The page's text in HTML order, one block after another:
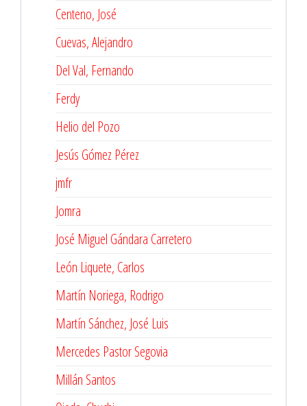
Centeno, José
Cuevas, Alejandro
Del Val, Fernando
Ferdy
Helio del Pozo
Jesús Gómez Pérez
jmfr
Jomra
José Miguel Gándara Carretero
León Liquete, Carlos
Martín Noriega, Rodrigo
Martín Sánchez, José Luis
Mercedes Pastor Segovia
Millán Santos